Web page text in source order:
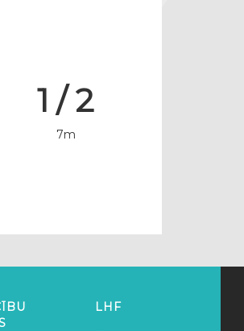
1 / 2
7m
LHF